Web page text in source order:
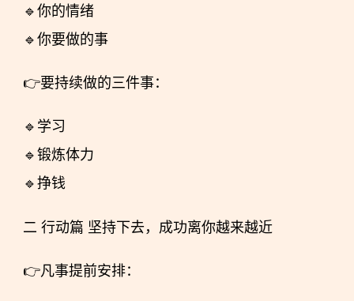
🔹你的情绪
🔹你要做的事
👉要持续做的三件事：
🔹学习
🔹锻炼体力
🔹挣钱
二 行动篇 坚持下去，成功离你越来越近
👉凡事提前安排：